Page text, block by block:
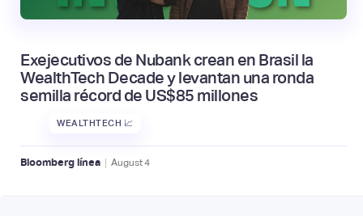
Exejecutivos de Nubank crean en Brasil la
WealthTech Decade y levantan una ronda
semilla récord de US$85 millones
WEALTHTECH 📈
Bloomberg línea | August4